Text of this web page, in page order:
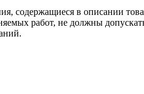
содержащиеся в описании
работ, не должны